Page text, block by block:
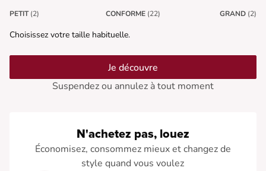
PETIT (2) CONFORME (22) GRAND (2)
Choisissez votre taille habituelle.
Je découvre
Suspendez ou annulez à tout moment
N'achetez pas, louez
Économisez, consommez mieux et changez de
style quand vous voulez